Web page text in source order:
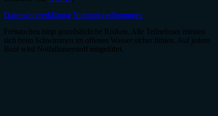
Datenschutzerklärung Nutzungsbedingungen
Freitauchen birgt grundsätzliche Risiken. Alle Teilnehmer müssen
sich beim Schwimmen im offenen Wasser sicher fühlen. Auf jedem
Boot wird Notfallsauerstoff mitgeführt.